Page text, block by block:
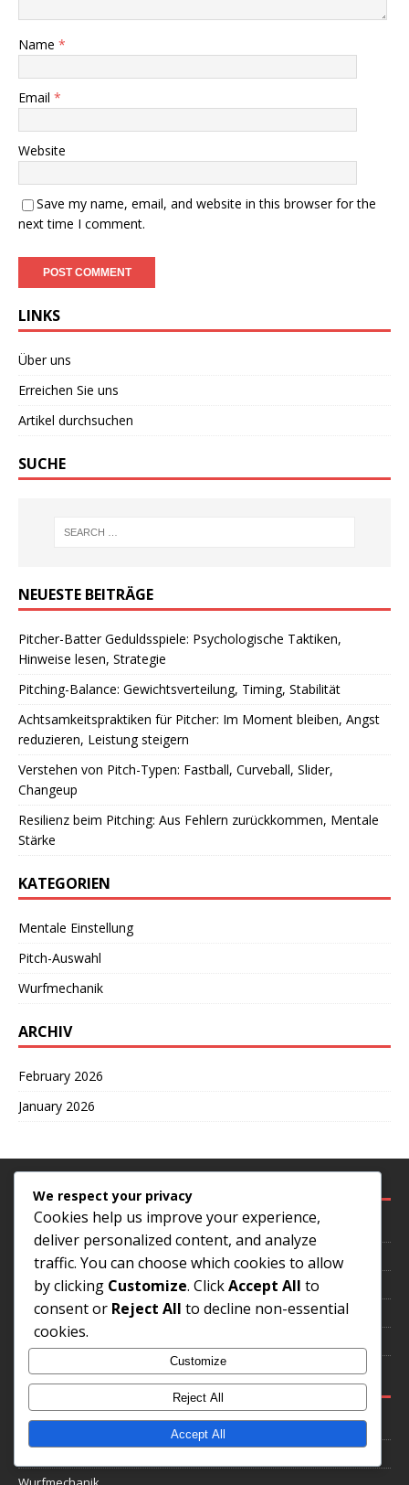
Name *
Email *
Website
Save my name, email, and website in this browser for the
next time I comment.
LINKS
Über uns
Erreichen Sie uns
Artikel durchsuchen
SUCHE
NEUESTE BEITRÄGE
Pitcher-Batter Geduldsspiele: Psychologische Taktiken,
Hinweise lesen, Strategie
Pitching-Balance: Gewichtsverteilung, Timing, Stabilität
Achtsamkeitspraktiken für Pitcher: Im Moment bleiben, Angst
reduzieren, Leistung steigern
Verstehen von Pitch-Typen: Fastball, Curveball, Slider,
Changeup
Resilienz beim Pitching: Aus Fehlern zurückkommen, Mentale
Stärke
KATEGORIEN
Mentale Einstellung
Pitch-Auswahl
Wurfmechanik
ARCHIV
February 2026
January 2026
Erreichen Sie uns
Cookie-Einstellungen
Über uns
Ihre Privatsphäre
Nutzungsbedingungen
KATEGORIEN
Mentale Einstellung
We respect your privacy
Cookies help us improve your experience,
deliver personalized content, and analyze
traffic. You can choose which cookies to allow
by clicking Customize. ClickAccept All to
consent or Reject All to decline non-essential
cookies.
Customize
Reject All
Accept All